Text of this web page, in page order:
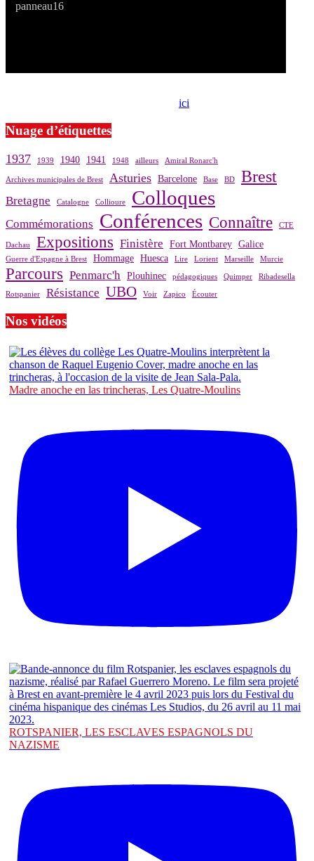
ici
Nuage d’étiquettes
1937 1939 1940 1941 1948 ailleurs Amiral Ronarc'h
Archives municipales de Brest Asturies Barcelone Base BD Brest
Bretagne Catalogne Collioure Colloques
Commémorations Conférences Connaître CTE
Dachau Expositions Finistère Fort Montbarey Galice
Guerre d'Espagne à Brest Hommage Huesca Lire Lorient Marseille Murcie
Parcours Penmarc'h Plouhinec pédagogiques Quimper Ribadesella
Rotspanier Résistance UBO Voir Zapico Écouter
Nos vidéos
Madre anoche en las trincheras, Les Quatre-Moulins
ROTSPANIER, LES ESCLAVES ESPAGNOLS DU
NAZISME